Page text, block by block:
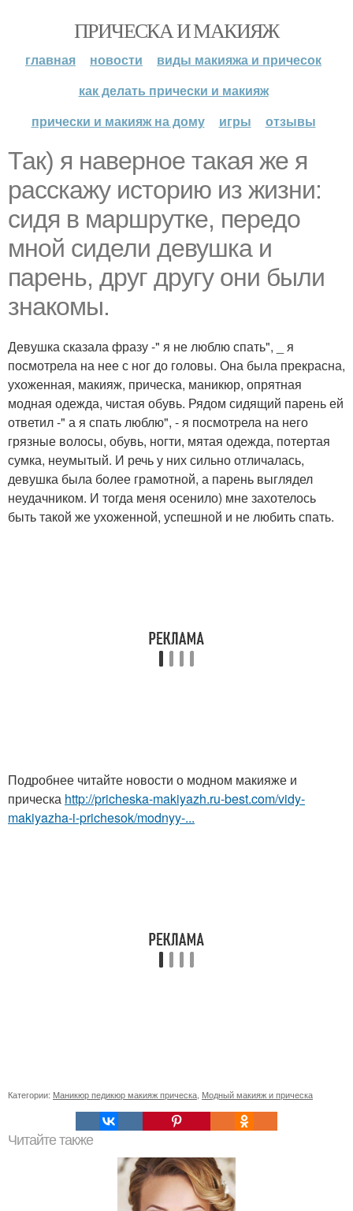
ПРИЧЕСКА И МАКИЯЖ
главная новости
виды макияжа и причесок
как делать прически и макияж
прически и макияж на дому
игры отзывы
Так) я наверное такая же я
расскажу историю из жизни:
сидя в маршрутке, передо
мной сидели девушка и
парень, друг другу они были
знакомы.
Девушка сказала фразу -" я не люблю спать", _ я
посмотрела на нее с ног до головы. Она была прекрасна,
ухоженная, макияж, прическа, маникюр, опрятная
модная одежда, чистая обувь. Рядом сидящий парень ей
ответил -" а я спать люблю", - я посмотрела на него
грязные волосы, обувь, ногти, мятая одежда, потертая
сумка, неумытый. И речь у них сильно отличалась,
девушка была более грамотной, а парень выглядел
неудачником. И тогда меня осенило) мне захотелось
быть такой же ухоженной, успешной и не любить спать.
Подробнее читайте новости о модном макияже и
прическа http://pricheska-makiyazh.ru-best.com/vidy-
makiyazha-i-prichesok/modnyy-...
Категории: Маникюр педикюр макияж прическа Модный макияж и прическа
Читайте также